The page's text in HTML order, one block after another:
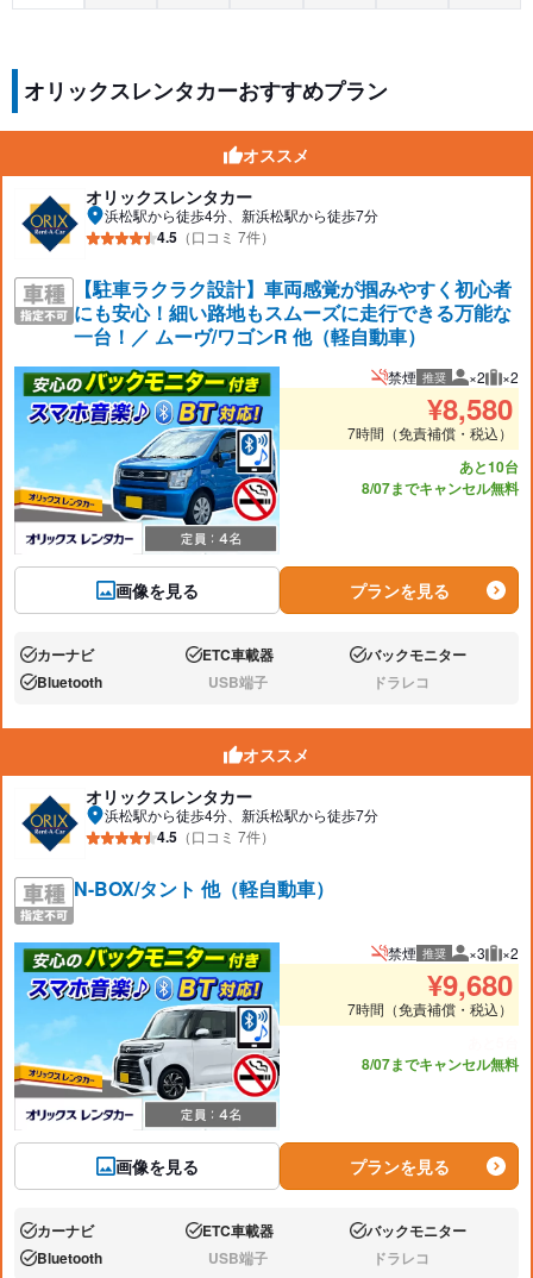
オリックスレンタカーおすすめプラン
オススメ
オリックスレンタカー
浜松駅から徒歩4分、新浜松駅から徒歩7分
4.5 （口コミ 7件）
【駐車ラクラク設計】車両感覚が掴みやすく初心者
にも安心！細い路地もスムーズに走行できる万能な
一台！／ ムーヴ/ワゴンR 他（軽自動車）
画像を見る
禁煙 推奨 推奨人数
×2 推奨
×2
¥8,580
7時間（免責補償・税込）
あと10台
8/07までキャンセル無料
プランを見る
あり:カーナビ あり:ETC車載器 あり:バックモニター
あり:Bluetooth なし:USB端子 なし:ドラレコ
オススメ
オリックスレンタカー
浜松駅から徒歩4分、新浜松駅から徒歩7分
4.5 （口コミ 7件）
N-BOX/タント 他（軽自動車）
画像を見る
禁煙 推奨 推奨人数
×3 推奨
×2
¥9,680
7時間（免責補償・税込）
8/07までキャンセル無料
プランを見る
あり:カーナビ あり:ETC車載器 あり:バックモニター
あり:Bluetooth なし:USB端子 なし:ドラレコ